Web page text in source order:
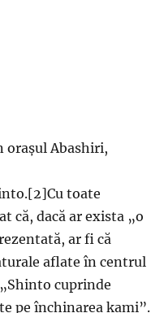
Abashiri,
toate
că, dacă ar exista „o
ar fi că
aflate în centrul
cuprinde
pe închinarea kami”.